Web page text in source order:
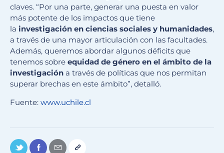
claves. “Por una parte, generar una puesta en valor
más potente de los impactos que tiene
la investigación en ciencias sociales y humanidades,
a través de una mayor articulación con las facultades.
Además, queremos abordar algunos déficits que
tenemos sobre equidad de género en el ámbito de la
investigación a través de políticas que nos permitan
superar brechas en este ámbito”, detalló.
Fuente: www.uchile.cl